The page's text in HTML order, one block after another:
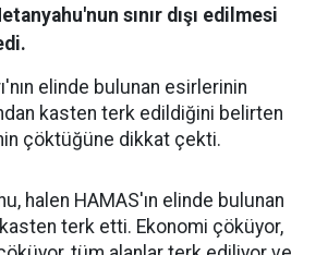
sınır dışı edilmesi
elinde bulunan esirlerinin
kasten terk edildiğini belirten
çöktüğüne dikkat çekti.
halen HAMAS'ın elinde bulunan
terk etti. Ekonomi çöküyor,